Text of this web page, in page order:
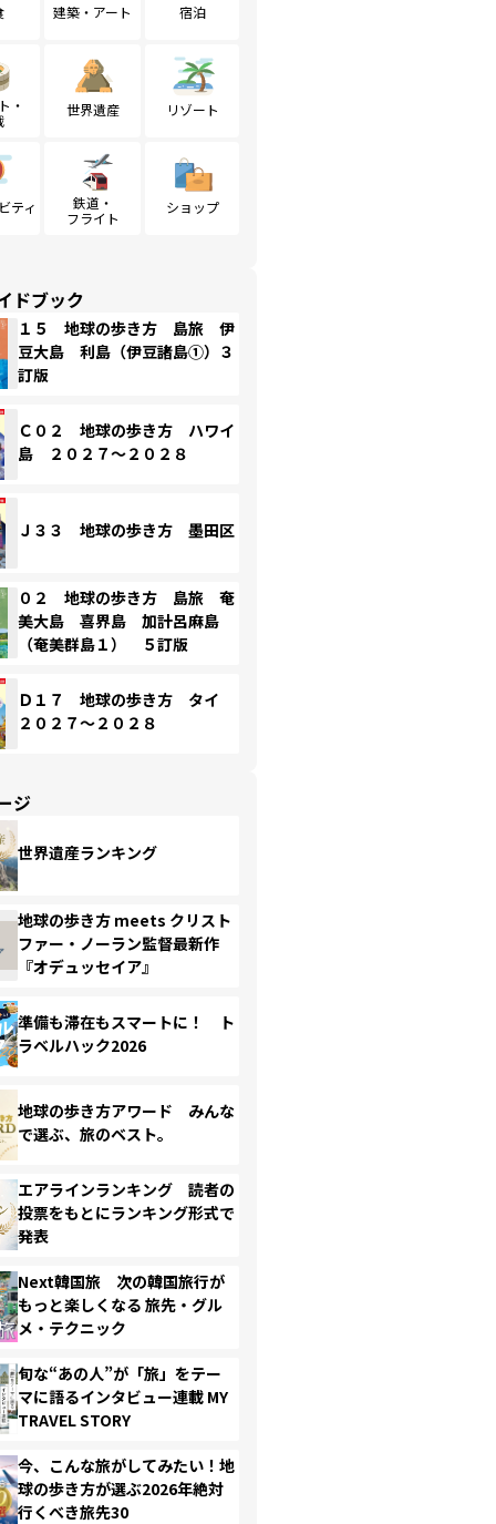
建築・アート 宿泊
・
世界遺産 リゾート
ティ
鉄道・
フライト
ショップ
ドブック
１５ 地球の歩き方 島旅 伊
豆大島 利島（伊豆諸島①）３
訂版
Ｃ０２ 地球の歩き方 ハワイ
島 ２０２７～２０２８
Ｊ３３ 地球の歩き方 墨田区
０２ 地球の歩き方 島旅 奄
美大島 喜界島 加計呂麻島
（奄美群島１） ５訂版
Ｄ１７ 地球の歩き方 タイ
２０２７～２０２８
ジ
世界遺産ランキング
地球の歩き方 meets クリスト
ファー・ノーラン監督最新作
『オデュッセイア』
準備も滞在もスマートに！ ト
ラベルハック2026
地球の歩き方アワード みんな
で選ぶ、旅のベスト。
エアラインランキング 読者の
投票をもとにランキング形式で
発表
Next韓国旅 次の韓国旅行が
もっと楽しくなる 旅先・グル
メ・テクニック
旬な“あの人”が「旅」をテー
マに語るインタビュー連載 MY
TRAVEL STORY
今、こんな旅がしてみたい！地
球の歩き方が選ぶ2026年絶対
行くべき旅先30